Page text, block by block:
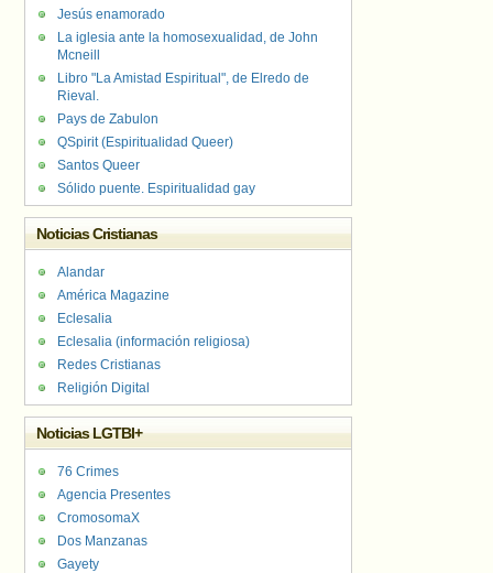
Jesús enamorado
La iglesia ante la homosexualidad, de John
Mcneill
Libro "La Amistad Espiritual", de Elredo de
Rieval.
Pays de Zabulon
QSpirit (Espiritualidad Queer)
Santos Queer
Sólido puente. Espiritualidad gay
Noticias Cristianas
Alandar
América Magazine
Eclesalia
Eclesalia (información religiosa)
Redes Cristianas
Religión Digital
Noticias LGTBI+
76 Crimes
Agencia Presentes
CromosomaX
Dos Manzanas
Gayety